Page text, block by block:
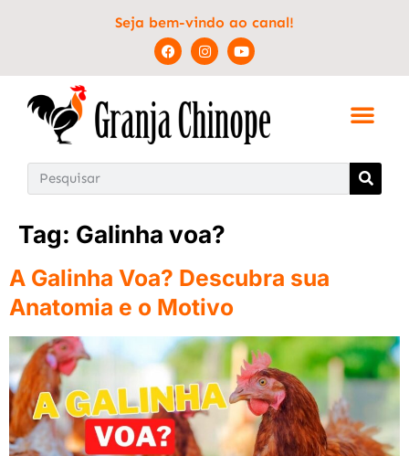
Seja bem-vindo ao canal!
Tag: Galinha voa?
A Galinha Voa? Descubra sua
Anatomia e o Motivo